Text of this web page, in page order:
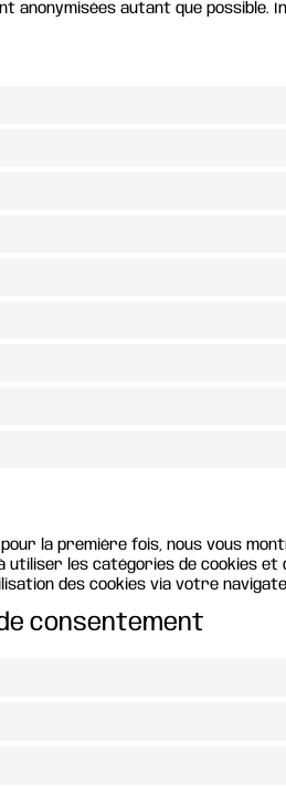
anonymisées autant que
la première fois, nous vous
les catégories de cookies et
des cookies via votre
consentement